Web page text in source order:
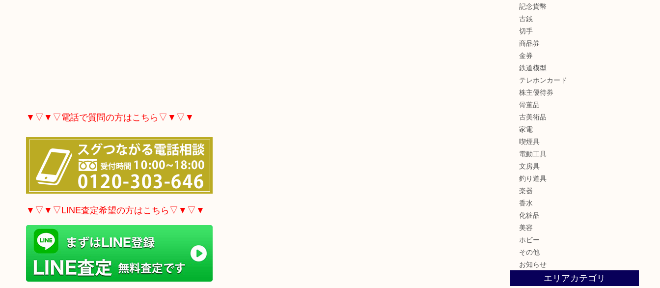
▼▽▼▽電話で質問の方はこちら▽▼▽▼
▼▽▼▽LINE査定希望の方はこちら▽▼▽▼
記念貨幣
古銭
切手
商品券
金券
鉄道模型
テレホンカード
株主優待券
骨董品
古美術品
家電
喫煙具
電動工具
文房具
釣り道具
楽器
香水
化粧品
美容
ホビー
その他
お知らせ
エリアカテゴリ